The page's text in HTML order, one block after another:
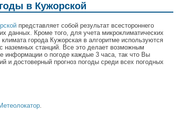
в Кужорской
представляет собой результат всестороннего
данных. Кроме того, для учета микроклиматических
города Кужорская в алгоритме используются
наземных станций. Все это делает возможным
информации о погоде каждые 3 часа, так что Вы
и достоверный прогноз погоды среди всех погодных